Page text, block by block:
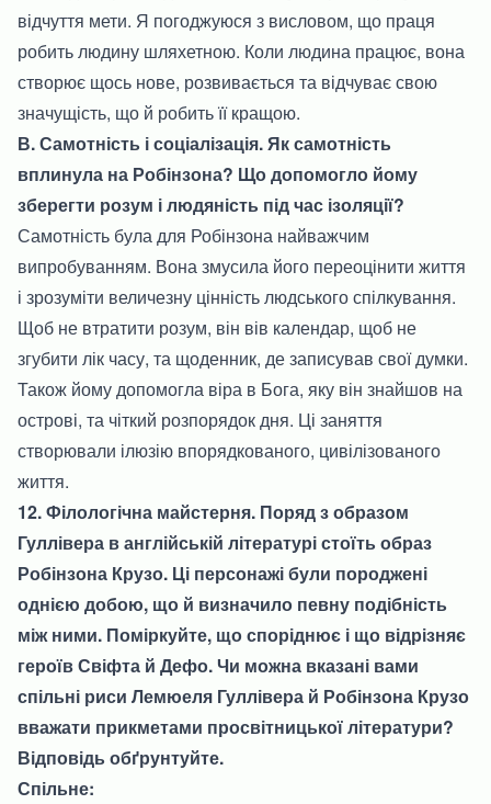
відчуття мети. Я погоджуюся з висловом, що праця
робить людину шляхетною. Коли людина працює, вона
створює щось нове, розвивається та відчуває свою
значущість, що й робить її кращою.
В. Самотність і соціалізація. Як самотність
вплинула на Робінзона? Що допомогло йому
зберегти розум і людяність під час ізоляції?
Самотність була для Робінзона найважчим
випробуванням. Вона змусила його переоцінити життя
і зрозуміти величезну цінність людського спілкування.
Щоб не втратити розум, він вів календар, щоб не
згубити лік часу, та щоденник, де записував свої думки.
Також йому допомогла віра в Бога, яку він знайшов на
острові, та чіткий розпорядок дня. Ці заняття
створювали ілюзію впорядкованого, цивілізованого
життя.
12. Філологічна майстерня. Поряд з образом
Гуллівера в англійській літературі стоїть образ
Робінзона Крузо. Ці персонажі були породжені
однією добою, що й визначило певну подібність
між ними. Поміркуйте, що споріднює і що відрізняє
героїв Свіфта й Дефо. Чи можна вказані вами
спільні риси Лемюеля Гуллівера й Робінзона Крузо
вважати прикметами просвітницької літератури?
Відповідь обґрунтуйте.
Спільне: